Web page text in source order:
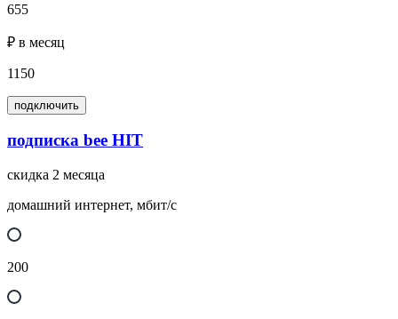
655
₽ в месяц
1150
подключить
подписка bee HIT
скидка 2 месяца
домашний интернет, мбит/с
200